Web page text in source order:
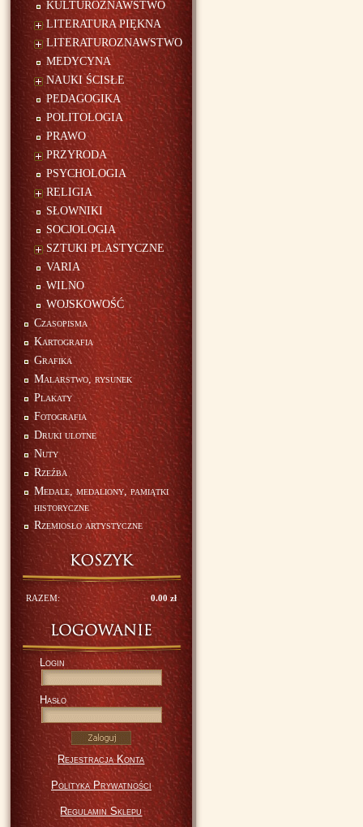
KULTUROZNAWSTWO
LITERATURA PIĘKNA
LITERATUROZNAWSTWO
MEDYCYNA
NAUKI ŚCISŁE
PEDAGOGIKA
POLITOLOGIA
PRAWO
PRZYRODA
PSYCHOLOGIA
RELIGIA
SŁOWNIKI
SOCJOLOGIA
SZTUKI PLASTYCZNE
VARIA
WILNO
WOJSKOWOŚĆ
Czasopisma
Kartografia
Grafika
Malarstwo, rysunek
Plakaty
Fotografia
Druki ulotne
Nuty
Rzeźba
Medale, medaliony, pamiątki
historyczne
Rzemiosło artystyczne
RAZEM: 0.00 zł
Login
Hasło
Rejestracja Konta
Polityka Prywatności
Regulamin Sklepu